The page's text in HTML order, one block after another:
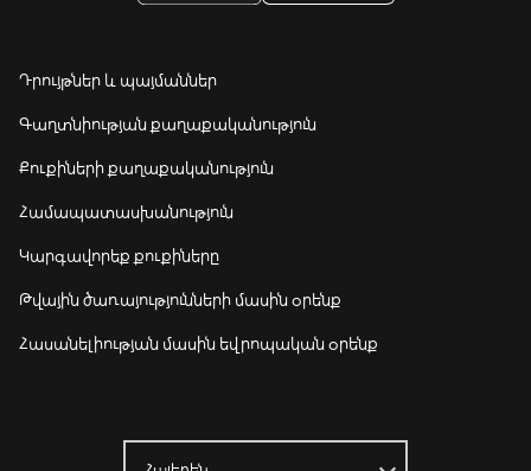
Դրույթներ և պայմաններ
Գաղտնիության քաղաքականություն
Քուքիների քաղաքականություն
Համապատասխանություն
Կարգավորեք քուքիները
Թվային ծառայությունների մասին օրենք
Հասանելիության մասին եվրոպական օրենք